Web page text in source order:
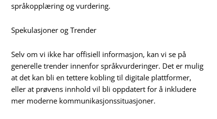
språkopplæring og vurdering.
Spekulasjoner og Trender
Selv om vi ikke har offisiell informasjon, kan vi se på
generelle trender innenfor språkvurderinger. Det er mulig
at det kan bli en tettere kobling til digitale plattformer,
eller at prøvens innhold vil bli oppdatert for å inkludere
mer moderne kommunikasjonssituasjoner.